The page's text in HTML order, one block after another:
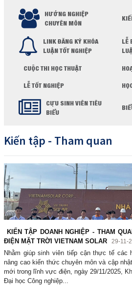
HƯỚNG NGHIỆP
CHUYÊN MÔN
LINK ĐĂNG KÝ KHÓA
LUẬN TỐT NGHIỆP
LỄ
CUỘC THI HỌC THUẬT
LỄ TỐT NGHIỆP
CỰU SINH VIÊN TIÊU
BIỂU
Kiến tập - Tham quan
KIẾN TẬP DOANH NGHIỆP - THAM
ĐIỆN MẶT TRỜI VIETNAM SOLAR
29-11-
Nhằm giúp sinh viên tiếp cận thực tế các
nâng cao kiến thức chuyên môn và cập
mới trong lĩnh vực điện, ngày 29/11/2025,
Đại học Công nghiệp...